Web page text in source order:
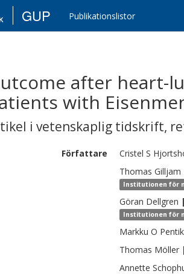
GUP Publikationslistor
after heart-
with
i vetenskaplig tidskrift,
Författare Cristel S
Thomas Gilljam
Institutionen för
Göran Dellgren
Institutionen för
Markku O
Thomas Möller
Annette